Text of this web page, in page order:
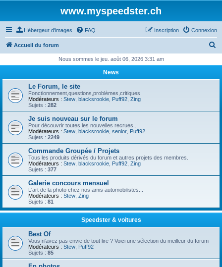
www.myspeedster.ch
Hébergeur d'images FAQ Connexion
Inscription
Accueil du forum
h
Nous sommes le jeu. août 06, 2026 3:31 am
News
Le Forum, le site
Fonctionnement,questions,problèmes,critiques
Modérateurs : Stew blacksrookie Puff92 Zing
Sujets : 282
Je suis nouveau sur le forum
Pour découvrir toutes les nouvelles recrues...
Modérateurs : Stew blacksrookie senior Puff92
Sujets : 2249
Commande Groupée / Projets
Tous les produits dérivés du forum et autres projets des membres.
Modérateurs : Stew blacksrookie Puff92 Zing
Sujets : 377
Galerie concours mensuel
L'art de la photo chez nos amis automobilistes...
Modérateurs : Stew Zing
Sujets : 81
Speedster & voitures
Best Of
Vous n'avez pas envie de tout lire ? Voici une sélection du meilleur du forum
Modérateurs : Stew Puff92
Sujets : 85